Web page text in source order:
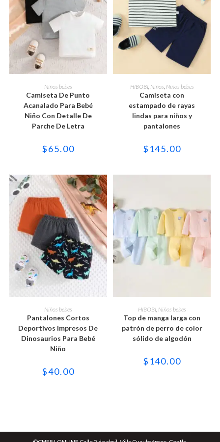
SELECCIONAR OPCIONES
Este
producto
tiene
múltiples
variantes.
opciones
se
en
la
producto
Niños bebes
Camiseta De Punto
Acanalado Para Bebé
Niño Con Detalle De
Parche De Letra
$65.00
SELECCIONAR OPCIONES
Este
producto
tiene
múltiples
variantes.
opciones
se
en
la
producto
HIBOBI, Niños Niños bebes
Camiseta con
estampado de rayas
lindas para niños y
pantalones
$ 145.00
SELECCIONAR OPCIONES
Este
producto
tiene
múltiples
variantes.
Las
opciones
se
en
la
Niños bebes
Pantalones Cortos
Deportivos Impresos De
Dinosaurios Para Bebé
Niño
$40.00
SELECCIONAR OPCIONES
Este
producto
tiene
múltiples
variantes.
opciones
elegir
HIBOBI, Niños bebes
Top de manga larga con
patrón de perro de color
sólido de algodón
$ 140.00